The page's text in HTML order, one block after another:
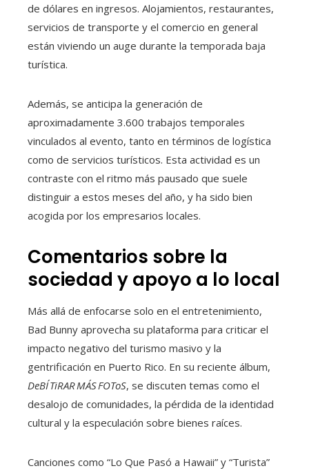
de dólares en ingresos. Alojamientos, restaurantes,
servicios de transporte y el comercio en general
están viviendo un auge durante la temporada baja
turística.
Además, se anticipa la generación de
aproximadamente 3.600 trabajos temporales
vinculados al evento, tanto en términos de logística
como de servicios turísticos. Esta actividad es un
contraste con el ritmo más pausado que suele
distinguir a estos meses del año, y ha sido bien
acogida por los empresarios locales.
Comentarios sobre la
sociedad y apoyo a lo local
Más allá de enfocarse solo en el entretenimiento,
Bad Bunny aprovecha su plataforma para criticar el
impacto negativo del turismo masivo y la
gentrificación en Puerto Rico. En su reciente álbum,
DeBÍ TiRAR MÁS FOToS, se discuten temas como el
desalojo de comunidades, la pérdida de la identidad
cultural y la especulación sobre bienes raíces.
Canciones como “Lo Que Pasó a Hawaii” y “Turista”